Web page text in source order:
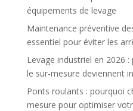
équipements de levage
Maintenance préventive
essentiel pour éviter les
Levage industriel en 2026
le sur-mesure deviennent
Ponts roulants : pourquoi
mesure pour optimiser